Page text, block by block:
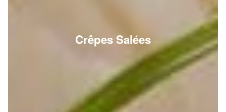
Crêpes Salées